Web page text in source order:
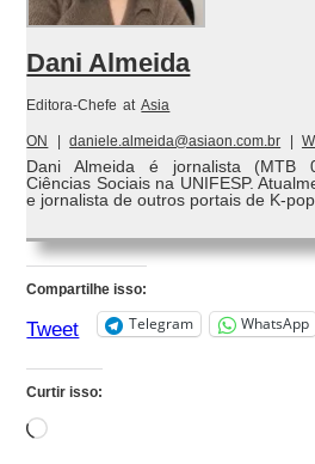
Dani Almeida
Editora-Chefe at Asia
ON | daniele.almeida@asiaon.com.br |
Dani Almeida é jornalista (MTB
Ciências Sociais na UNIFESP.
e jornalista de outros portais de K-pop
Compartilhe isso:
Tweet Telegram WhatsApp
Curtir isso:
Carregando...